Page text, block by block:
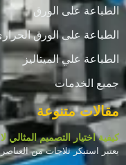
الطباعة على الورق
الطباعة على الورق
الطباعة علي الميتاليز
جميع الخدمات
مقالات متنوعة
كيفية اختيار التصميم المثالي
يعتبر استيكر ثلاجات من